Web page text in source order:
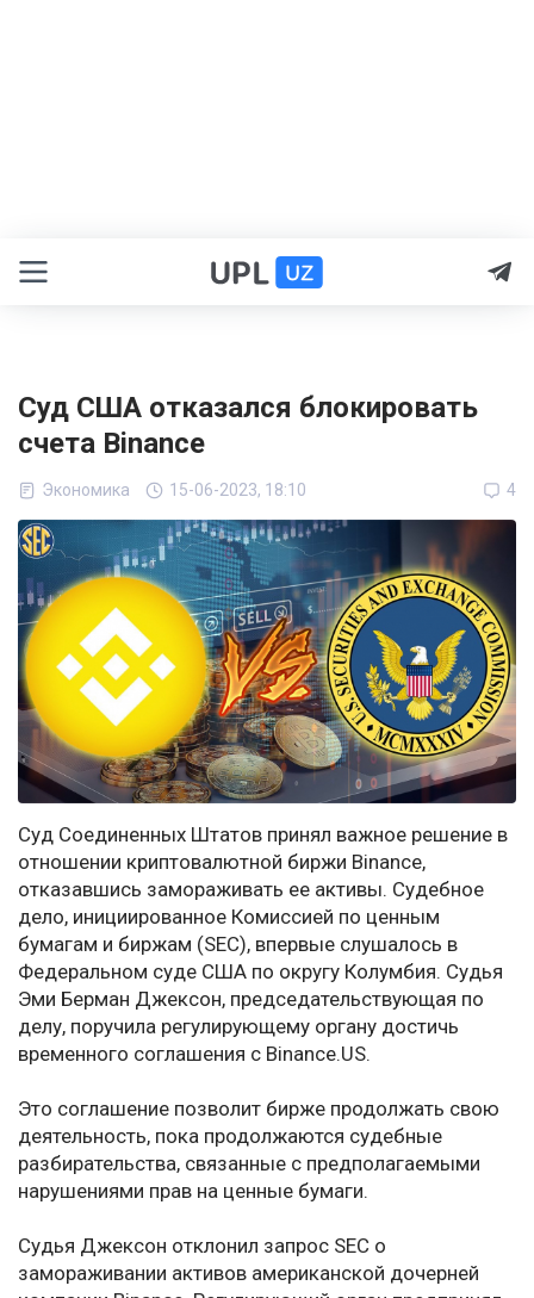
Суд США отказался блокировать
счета Binance
Экономика 15-06-2023, 18:10 4
Суд Соединенных Штатов принял важное решение в
отношении криптовалютной биржи Binance,
отказавшись замораживать ее активы. Судебное
дело, инициированное Комиссией по ценным
бумагам и биржам (SEC), впервые слушалось в
Федеральном суде США по округу Колумбия. Судья
Эми Берман Джексон, председательствующая по
делу, поручила регулирующему органу достичь
временного соглашения с Binance.US.
Это соглашение позволит бирже продолжать свою
деятельность, пока продолжаются судебные
разбирательства, связанные с предполагаемыми
нарушениями прав на ценные бумаги.
Судья Джексон отклонил запрос SEC о
замораживании активов американской дочерней